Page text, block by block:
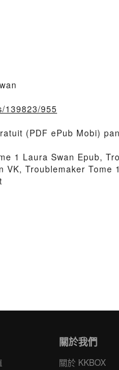
139823/955
(PDF ePub Mobi)
1 Laura Swan Epub,
Troublemaker
關於我們
關於 KKBOX